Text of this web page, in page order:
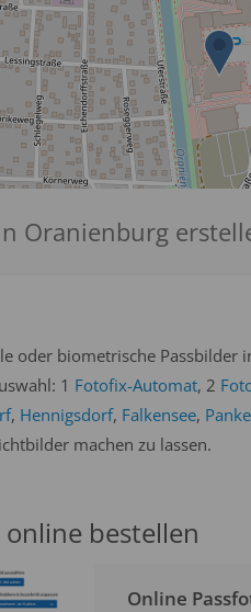
Oranienburg
oder biometrische Passbilder
1 Fotofix-Automat, 2
, Hennigsdorf, Falkensee,
machen zu lassen.
online bestellen
Online